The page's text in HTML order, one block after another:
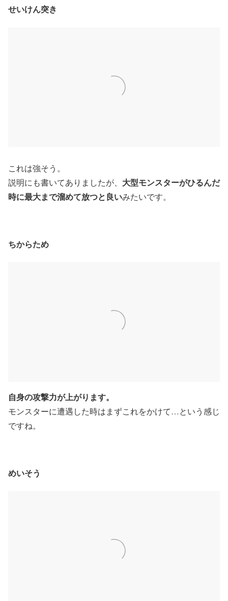
せいけん突き
これは強そう。
説明にも書いてありましたが、 大型モンスターがひるんだ
時に最大まで溜めて放つと良いみたいです。
ちからため
自身の攻撃力が上がります。
モンスターに遭遇した時はまずこれをかけて…という感じ
ですね。
めいそう